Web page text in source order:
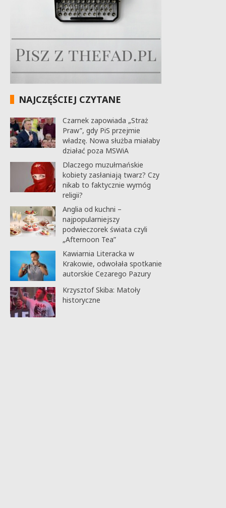
NAJCZĘŚCIEJ CZYTANE
Czarnek zapowiada „Straż
Praw”, gdy PiS przejmie
władzę. Nowa służba miałaby
działać poza MSWiA
Dlaczego muzułmańskie
kobiety zasłaniają twarz? Czy
nikab to faktycznie wymóg
religii?
Anglia od kuchni –
najpopularniejszy
podwieczorek świata czyli
„Afternoon Tea”
Kawiarnia Literacka w
Krakowie, odwołała spotkanie
autorskie Cezarego Pazury
Krzysztof Skiba: Matoły
historyczne